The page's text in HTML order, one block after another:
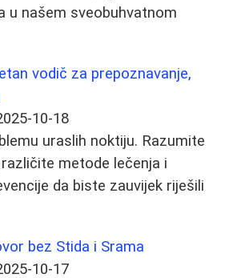
u našem sveobuhvatnom
vodič za prepoznavanje,
10-18
uraslih noktiju. Razumite
metode lečenja i
da biste zauvijek riješili
bez Stida i Srama
10-17